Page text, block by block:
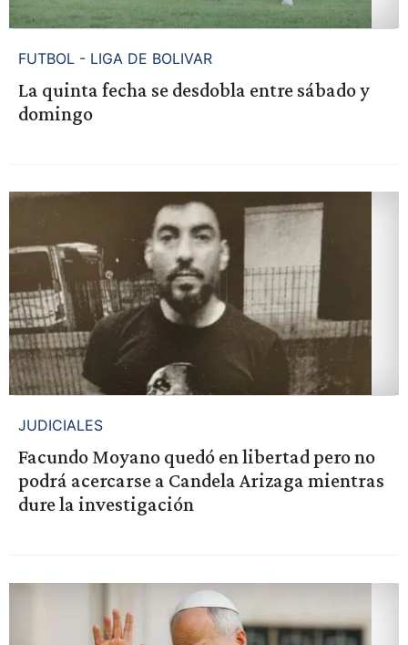
FUTBOL - LIGA DE BOLIVAR
La quinta fecha se desdobla entre sábado y
domingo
JUDICIALES
Facundo Moyano quedó en libertad pero no
podrá acercarse a Candela Arizaga mientras
dure la investigación